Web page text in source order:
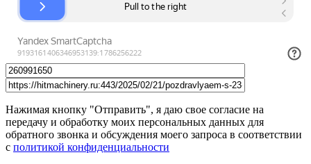
Нажимая кнопку "Отправить", я даю свое согласие на
передачу и обработку моих персональных данных для
обратного звонка и обсуждения моего запроса в соответствии
с политикой конфиденциальности